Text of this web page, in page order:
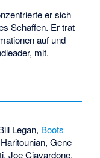
er sich
Schaffen. Er trat
auf und
mit.
Legan, Boots
, Gene
, Joe Ciavardone,